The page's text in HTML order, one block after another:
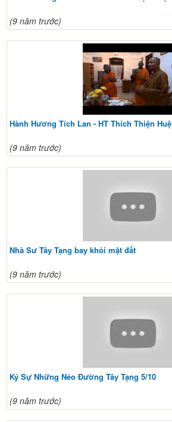
(9 năm trước)
Hành Hương Tích Lan - HT Thích Thiện Huệ
(9 năm trước)
Nhà Sư Tây Tạng bay khỏi mặt đất
(9 năm trước)
Ký Sự Những Nẻo Đường Tây Tạng 5/10
(9 năm trước)